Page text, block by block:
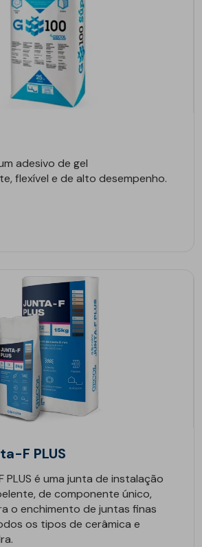
adesivo de gel
flexível e de alto desempenho.
F PLUS
é uma junta de instalação
de componente único,
o enchimento de juntas finas
os tipos de cerâmica e